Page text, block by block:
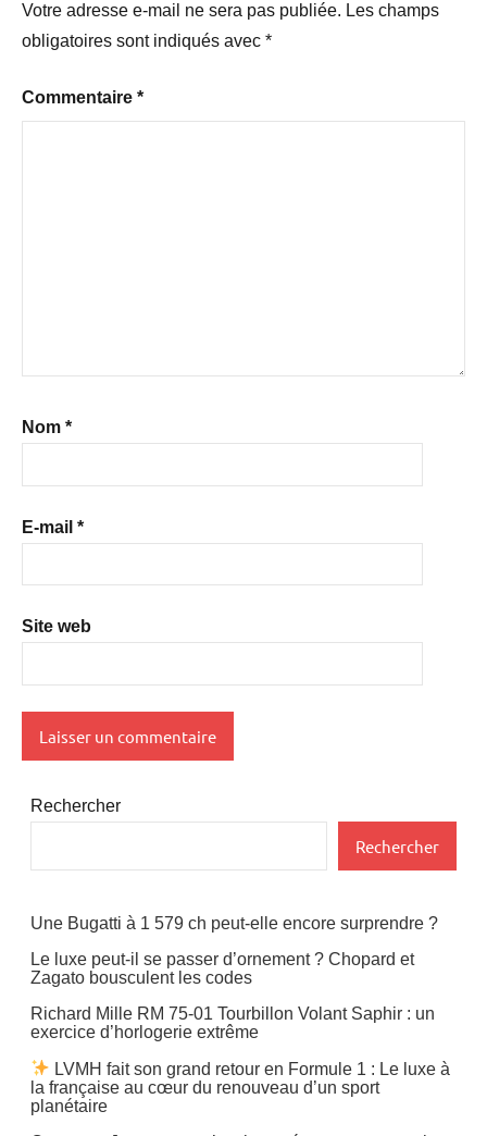
Votre adresse e-mail ne sera pas publiée. Les champs
obligatoires sont indiqués avec *
Commentaire *
Nom *
E-mail *
Site web
Rechercher
Rechercher
Une Bugatti à 1 579 ch peut-elle encore surprendre ?
Le luxe peut-il se passer d’ornement ? Chopard et
Zagato bousculent les codes
Richard Mille RM 75-01 Tourbillon Volant Saphir : un
exercice d’horlogerie extrême
LVMH fait son grand retour en Formule 1 : Le luxe à
la française au cœur du renouveau d’un sport
planétaire